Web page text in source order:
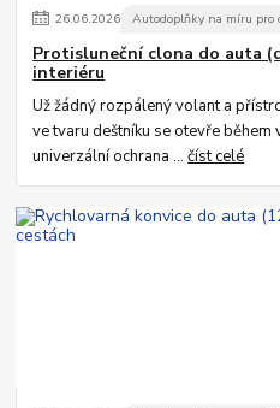
26.06.2026 Autodoplňky na míru pro
Protisluneční clona do auta
interiéru
Už žádný rozpálený volant a
ve tvaru deštníku se otevře během
univerzální ochrana ...číst celé